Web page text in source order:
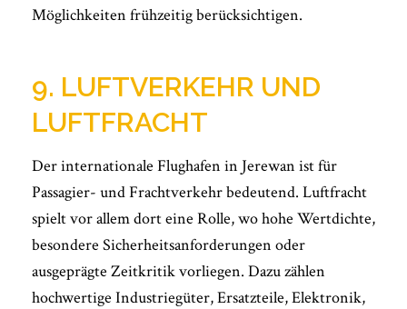
Möglichkeiten frühzeitig berücksichtigen.
9. LUFTVERKEHR UND
LUFTFRACHT
Der internationale Flughafen in Jerewan ist für
Passagier- und Frachtverkehr bedeutend. Luftfracht
spielt vor allem dort eine Rolle, wo hohe Wertdichte,
besondere Sicherheitsanforderungen oder
ausgeprägte Zeitkritik vorliegen. Dazu zählen
hochwertige Industriegüter, Ersatzteile, Elektronik,